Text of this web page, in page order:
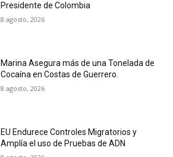
Presidente de Colombia
8 agosto, 2026
Marina Asegura más de una Tonelada de
Cocaína en Costas de Guerrero.
8 agosto, 2026
EU Endurece Controles Migratorios y
Amplía el uso de Pruebas de ADN